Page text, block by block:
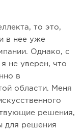
то это,
в нее уже
Однако, с
не уверен, что
в
области. Меня
решения,
для решения